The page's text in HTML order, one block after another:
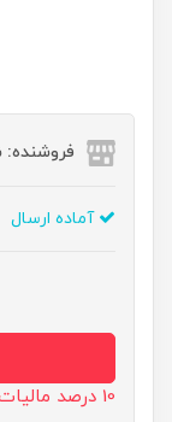
فروشنده:
آماده ارسال
10 درصد مالیات بر ارزش افزوده اضافه خواهد شد.